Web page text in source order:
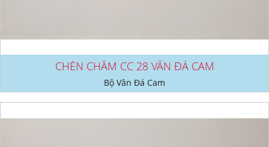
CHÉN CHẤM CC 28 VÂN ĐÁ CAM
Bộ Vân Đá Cam